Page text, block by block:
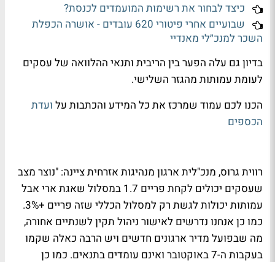
כיצד לבחור את רשימות המועמדים לכנסת?
שבועיים אחרי פיטורי 620 עובדים - אושרה הכפלת
השכר למנכ״לי מאנדיי
בדיון גם עלה הפער בין הריבית ותנאי ההלוואה של עסקים
לעומת עמותות מהגזר השלישי.
הכנו לכם עמוד שמרכז את כל המידע והכתבות על ועדת
הכספים
רווית גרוס, מנכ"לית ארגון מנהיגות אזרחית ציינה: "נוצר מצב
שעסקים יכולים לקחת פריים 1.7 במסלול שאגת ארי אבל
עמותות יכולות לגשת רק למסלול הכללי שזה פריים +3%.
כמו כן אנחנו נדרשים לאישור ניהול תקין לשנתיים אחורה,
מה שבפועל מדיר ארגונים חדשים ויש הרבה כאלה שקמו
בעקבות ה-7 באוקטובר ואינם עומדים בתנאים. כמו כן